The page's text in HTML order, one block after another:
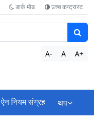
डार्क मोड उच्च कन्ट्रास्ट
A- A A+
ऐन नियम संग्रह थप